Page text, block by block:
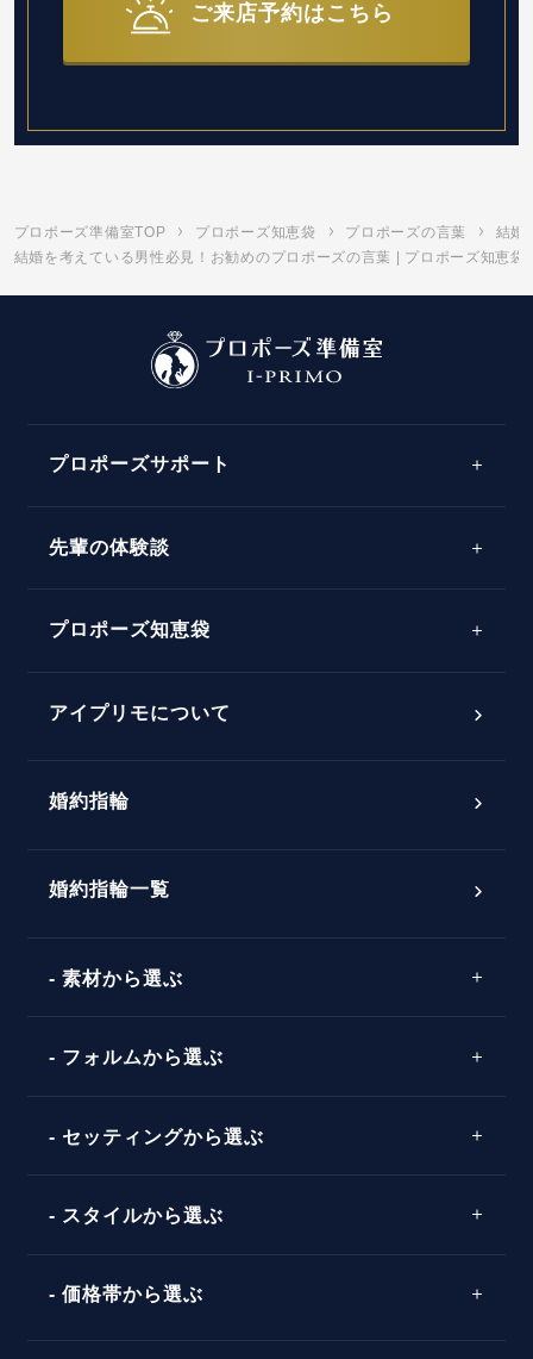
ご来店予約はこちら
プロポーズ準備室TOP プロポーズ知恵袋 プロポーズの言葉
結婚
結婚を考えている男性必見！お勧めのプロポーズの言葉 | プロポーズ知恵袋
プロポーズサポート
プロポーズアイテム
パーフェクトプロポーズリング
婚約指輪マッチング診断
先輩の体験談
プロポーズ知恵袋
ダイヤモンドの品質とは？
タイミング
言葉
アイプリモについて
婚約指輪
婚約指輪一覧
素材から選ぶ
プラチナ
コンビネーション
フォルムから選ぶ
ストレートライン
セッティングから選ぶ
ソリテール
スタイルから選ぶ
シンプル
価格帯から選ぶ